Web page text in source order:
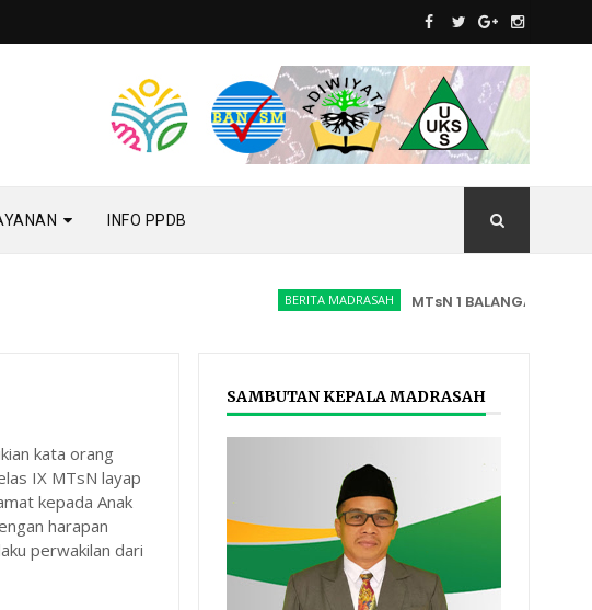
INFO PPDB
BERITA MADRASAH MTsN 1 BALANGAN RAIH
kata orang
IX MTsN layap
kepada Anak
harapan
perwakilan dari
SAMBUTAN KEPALA MADRASAH